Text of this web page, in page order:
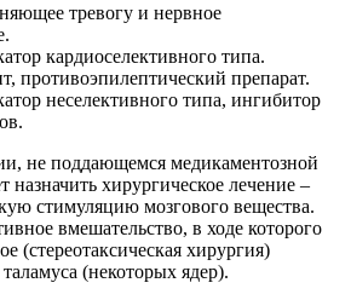
тревогу и нервное
кардиоселективного типа.
противоэпилептический препарат.
неселективного типа, ингибитор
не поддающемся медикаментозной
назначить хирургическое лечение –
стимуляцию мозгового вещества.
вмешательство, в ходе которого
(стереотаксическая хирургия)
(некоторых ядер).